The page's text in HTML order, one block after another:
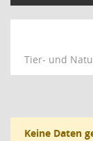
Tier- und
Keine Daten